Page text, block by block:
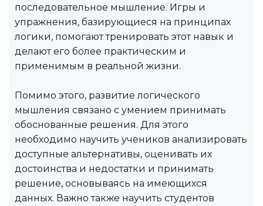
последовательное мышление. Игры и
упражнения, базирующиеся на принципах
логики, помогают тренировать этот навык и
делают его более практическим и
применимым в реальной жизни.
Помимо этого, развитие логического
мышления связано с умением принимать
обоснованные решения. Для этого
необходимо научить учеников анализировать
доступные альтернативы, оценивать их
достоинства и недостатки и принимать
решение, основываясь на имеющихся
данных. Важно также научить студентов